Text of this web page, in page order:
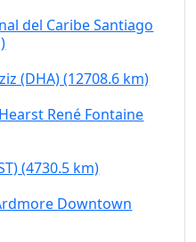
del Caribe Santiago
(DHA) (12708.6 km)
René Fontaine
(4730.5 km)
Downtown